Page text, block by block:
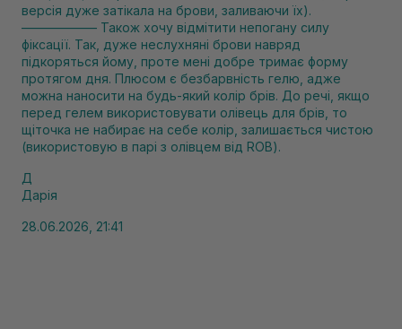
версія дуже затікала на брови, заливаючи їх).
—————— Також хочу відмітити непогану силу
фіксації. Так, дуже неслухняні брови навряд
підкоряться йому, проте мені добре тримає форму
протягом дня. Плюсом є безбарвність гелю, адже
можна наносити на будь-який колір брів. До речі, якщо
перед гелем використовувати олівець для брів, то
щіточка не набирає на себе колір, залишається чистою
(використовую в парі з олівцем від ROB).
Д
Дарія
28.06.2026, 21:41